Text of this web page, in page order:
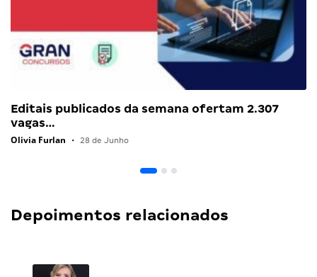
Editais publicados da semana ofertam 2.307
vagas…
Olivia Furlan • 28 de Junho
Depoimentos relacionados